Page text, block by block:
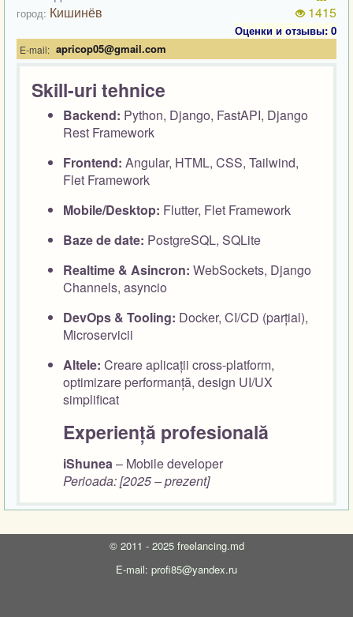
город: Кишинёв
1415
Оценки и отзывы: 0
E-mail: apricop05@gmail.com
Skill-uri tehnice
Backend: Python, Django, FastAPI, Django
Rest Framework
Frontend: Angular, HTML, CSS, Tailwind,
Flet Framework
Mobile/Desktop: Flutter, Flet Framework
Baze de date: PostgreSQL, SQLite
Realtime & Asincron: WebSockets, Django
Channels, asyncio
DevOps & Tooling: Docker, CI/CD (parțial),
Microservicii
Altele: Creare aplicații cross-platform,
optimizare performanță, design UI/UX
simplificat
Experiență profesională
iShunea– Mobile developer
Perioada: [2025 – prezent]
© 2011 - 2025 freelancing.md
E-mail: profi85@yandex.ru